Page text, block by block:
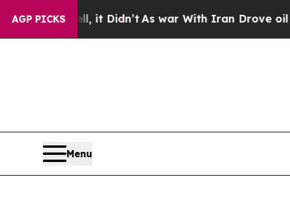
AGP PICKS
Well, it Didn’t As war With Iran Drove oil Prices
Menu